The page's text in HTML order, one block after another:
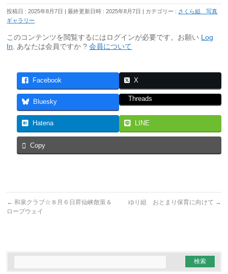
投稿日 : 2025年8月7日 最終更新日時 : 2025年8月7日 カテゴリー : さくら組 写真
ギャラリー
このコンテンツを閲覧するにはログインが必要です。お願い Log
In . あなたは会員ですか ?会員について
Facebook X
Bluesky Threads
Hatena LINE
Copy
← 和泉クラブ☆８月６日昇仙峡散策＆
ロープウェイ
ゆり組 おとまり保育に向けて →